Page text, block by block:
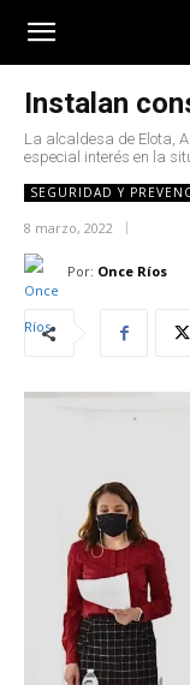
Instalan
La alcaldesa de Elota,
especial interés en la
SEGURIDAD Y
8 marzo, 2022
Por: Once Ríos